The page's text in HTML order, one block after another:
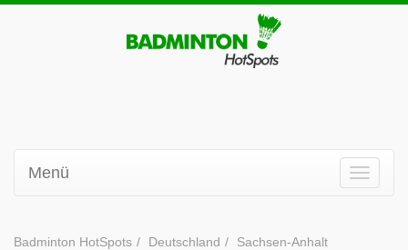
Menü
Badminton HotSpots Deutschland
Sachsen-Anhalt